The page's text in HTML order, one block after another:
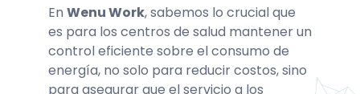
En Wenu Work, sabemos lo crucial que
es para los centros de salud mantener un
control eficiente sobre el consumo de
energía, no solo para reducir costos, sino
para asegurar que el servicio a los